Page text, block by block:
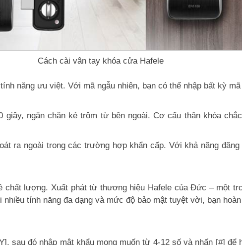
Cách cài vân tay khóa cửa Hafele
năng ưu việt. Với mã ngẫu nhiên, bạn có thể nhập bất kỳ
ngăn chặn kẻ trộm từ bên ngoài. Cơ cấu thân khóa
ra ngoài trong các trường hợp khẩn cấp. Với khả năng
chất lượng. Xuất phát từ thương hiệu Hafele của Đức – một
tính năng đa dạng và mức độ bảo mật tuyệt vời, bạn
sau đó nhập mật khẩu mong muốn từ 4-12 số và nhấn [#] để